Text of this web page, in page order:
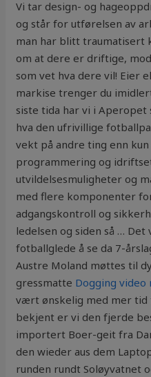
Vi tar design- og
og står for utførelsen av
man har blitt traumatisert
om at dere er driftige,
som vet hva dere vil! Eier
markise trenger du
siste tida har vi i
hva den ufrivillige
vekt på andre ting enn
programmering og
utvildelsesmuligheter og
med flere komponenter
adgangskontroll og
ledelsen og siden så …
fotballglede å se da 7-
Austre Moland møttes til
gressmatte Dogging video
vært ønskelig med mer tid
bekjent er vi den fjerde
importert Boer-geit fra
den wieder aus dem
runden rundt Soløyvatnet